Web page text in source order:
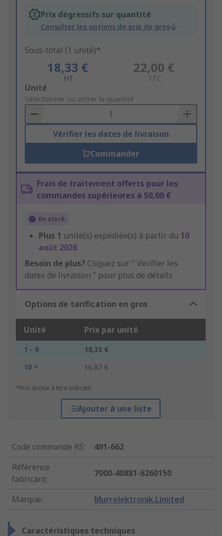
Prix dégressifs sur quantité
Consulter les options de prix de gros
Sous-total (1 unité)*
18,33 €
HT
22,00 €
TTC
Add
to
Basket
Unité
Sélectionner ou entrer la quantité
Vérifier les dates de livraison
Commander
Frais de traitement offerts pour les
commandes supérieures à 50,00 €
En stock
Plus 1 unité(s) expédiée(s) à partir du 10
août 2026
Besoin de plus? Cliquez sur " Vérifier les
dates de livraison " pour plus de détails
Options de tarification en gros
Unité Prix par unité
1 - 9
18,33 €
10 +
16,87 €
*Prix donné à titre indicatif
Ajouter à une liste
Code commande RS:
491-662
Référence
fabricant:
7000-40881-6260150
Marque: Murrelektronik Limited
Caractéristiques techniques